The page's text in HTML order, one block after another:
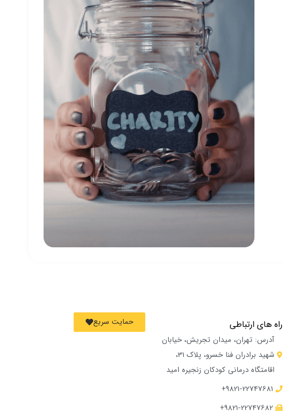
راه های ارتباطی
آدرس: تهران، میدان تجریش، خیابان
شهید برادران فنا خسرو، پلاک 31،
اقامتگاه درمانی کودکان زنجیره امید
9821-22747681+
9821-22747682+
حمایت سریع